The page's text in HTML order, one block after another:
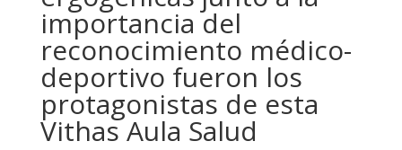
importancia del
reconocimiento médico-
deportivo fueron los
protagonistas de esta
Vithas Aula Salud